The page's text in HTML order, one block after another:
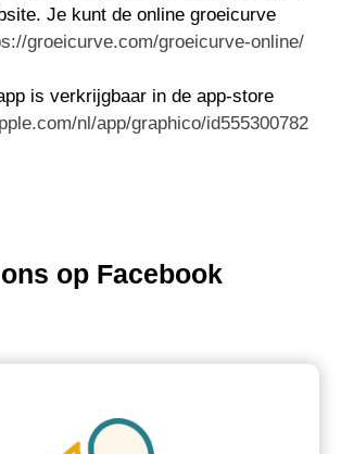
Je kunt de online groeicurve
groeicurve.com/groeicurve-online/
is verkrijgbaar in de app-store
nl/app/graphico/id555300782
op Facebook